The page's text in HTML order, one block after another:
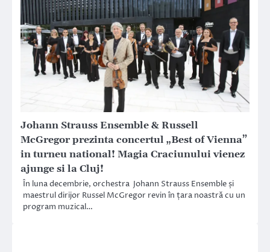
Johann Strauss Ensemble & Russell
McGregor prezinta concertul „Best of Vienna”
in turneu national! Magia Craciunului vienez
ajunge si la Cluj!
În luna decembrie, orchestra Johann Strauss Ensemble și
maestrul dirijor Russel McGregor revin în țara noastră cu un
program muzical…